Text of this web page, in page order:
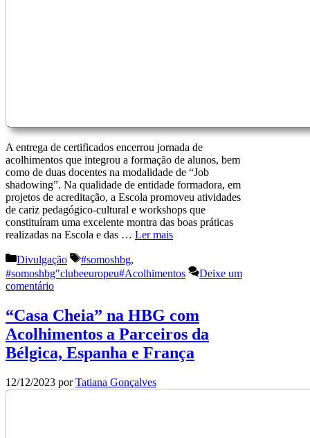
A entrega de certificados encerrou jornada de
acolhimentos que integrou a formação de alunos, bem
como de duas docentes na modalidade de “Job
shadowing”. Na qualidade de entidade formadora, em
projetos de acreditação, a Escola promoveu atividades
de cariz pedagógico-cultural e workshops que
constituíram uma excelente montra das boas práticas
realizadas na Escola e das … Ler mais
Categorias
Divulgação Etiquetas
#somoshbg,
#somoshbg"clubeeuropeu#Acolhimentos
Deixe um
comentário
“Casa Cheia” na HBG com
Acolhimentos a Parceiros da
Bélgica, Espanha e França
12/12/2023 porTatiana Gonçalves